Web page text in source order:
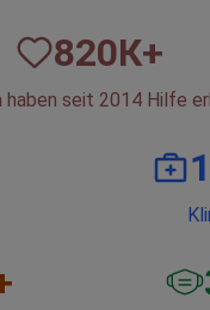
820К+
haben seit 2014 Hilfe